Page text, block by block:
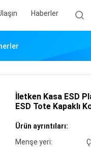
Haberler
İletken Kasa ESD
ESD Tote Kapaklı
Ürün ayrıntıları:
Menşe yeri: